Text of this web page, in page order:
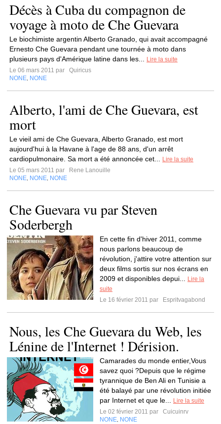
Décès à Cuba du compagnon de
voyage à moto de Che Guevara
Le biochimiste argentin Alberto Granado, qui avait accompagné
Ernesto Che Guevara pendant une tournée à moto dans
plusieurs pays d'Amérique latine dans les...
Lire la suite
Le 06 mars 2011 par
Quiricus
NONE NONE
Alberto, l'ami de Che Guevara, est
mort
Le vieil ami de Che Guevara, Alberto Granado, est mort
aujourd'hui à la Havane à l'age de 88 ans, d'un arrêt
cardiopulmonaire. Sa mort a été annoncée cet...
Lire la suite
Le 05 mars 2011 par
Rene Lanouille
NONE NONE NONE
Che Guevara vu par Steven
Soderbergh
En cette fin d'hiver 2011, comme
nous parlons beaucoup de
révolution, j'attire votre attention sur
deux films sortis sur nos écrans en
2009 et disponibles depui...
Lire la
suite
Le 16 février 2011 par
Espritvagabond
Nous, les Che Guevara du Web, les
Lénine de l'Internet ! Dérision.
Camarades du monde entier,Vous
savez quoi ?Depuis que le régime
tyrannique de Ben Ali en Tunisie a
été balayé par une révolution initiée
par Internet et que le...
Lire la suite
Le 02 février 2011 par
Cuicuinrv
NONE NONE